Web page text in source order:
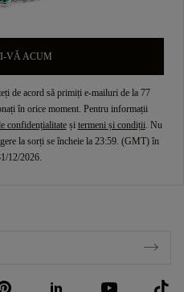
VĂ ACUM
de acord să primiți e-mailuri de la 77
în orice moment. Pentru informații
confidențialitateși termeni și condiții. Nu
la sorți se încheie la 23:59. (GMT) în
12/2026.